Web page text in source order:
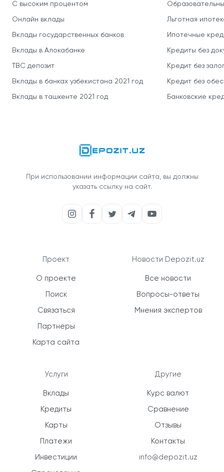
С высоким процентом
Онлайн вклады
Вклады государственных банков
Вклады в Алокабанке
TBC депозит
Вклады в банках узбекистана 2021 год
Вклады в ташкенте 2021 год
Льготная
Ипотечные
Кредиты без
Кредит без
Кредит без
Банковские
При использовании информации сайта, вы должны
указать ссылку на сайт.
Проект
О проекте
Поиск
Связаться
Партнеры
Карта сайта
Услуги
Вклады
Кредиты
Карты
Платежи
Инвестиции
Новости Depozit.uz
Все новости
Вопросы-ответы
Мнения экспертов
Другие
Курс валют
Сравнение
Отзывы
Контакты
info@depozit.uz